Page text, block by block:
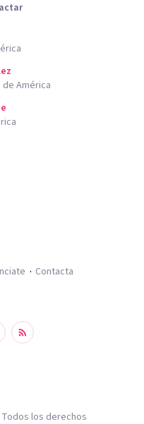
América
Contacta
los derechos